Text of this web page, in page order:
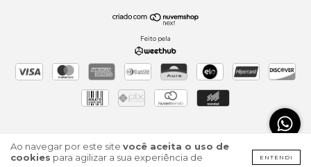
Ao navegar por este site você aceita o uso de
cookies para agilizar a sua experiência de
ENTENDI
Feito pela